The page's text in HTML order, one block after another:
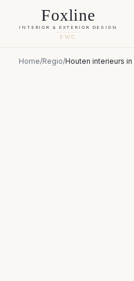
Foxline
INTERIOR & EXTERIOR DESIGN
FWC
Home/Regio/Houten interieurs in